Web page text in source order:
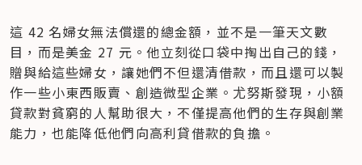
這 42 名婦女無法償還的總金額，並不是一筆天文數
目，而是美金 27 元。他立刻從口袋中掏出自己的錢，
贈與給這些婦女，讓她們不但還清借款，而且還可以製
作一些小東西販賣、創造微型企業。尤努斯發現，小額
貸款對貧窮的人幫助很大，不僅提高他們的生存與創業
能力，也能降低他們向高利貸借款的負擔。